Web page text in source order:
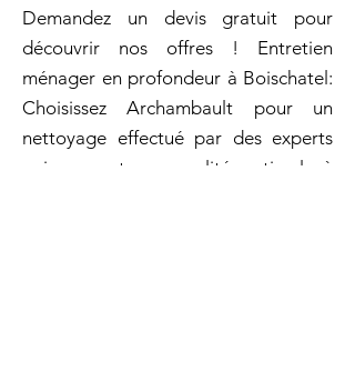
Demandez un devis gratuit pour
découvrir nos offres ! Entretien
ménager en profondeur à Boischatel:
Choisissez Archambault pour un
nettoyage effectué par des experts
qui assurent une qualité optimale à